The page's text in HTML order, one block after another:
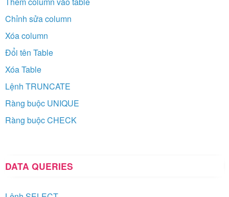
Chỉnh sửa column
Xóa column
Đổi tên Table
Xóa Table
Lệnh TRUNCATE
Ràng buộc UNIQUE
Ràng buộc CHECK
DATA QUERIES